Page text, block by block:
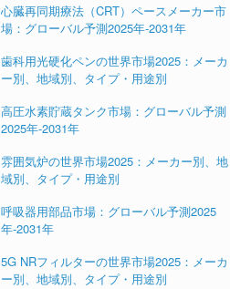
心臓再同期療法（CRT）ペースメーカー市
場：グローバル予測2025年-2031年
歯科用光硬化ペンの世界市場2025：メーカ
ー別、地域別、タイプ・用途別
高圧水素貯蔵タンク市場：グローバル予測
2025年-2031年
雰囲気炉の世界市場2025：メーカー別、地
域別、タイプ・用途別
呼吸器用部品市場：グローバル予測2025
年-2031年
5G NRフィルターの世界市場2025：メーカ
ー別、地域別、タイプ・用途別